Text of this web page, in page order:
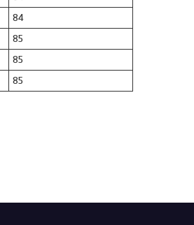
84
85
85
85